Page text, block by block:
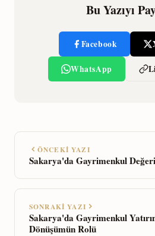
Bu Yazıyı
Facebook
WhatsApp
ÖNCEKI YAZI
Sakarya'da Gayrimenkul
SONRAKI YAZI
Sakarya'da Gayrimenkul
Dönüşümün Rolü